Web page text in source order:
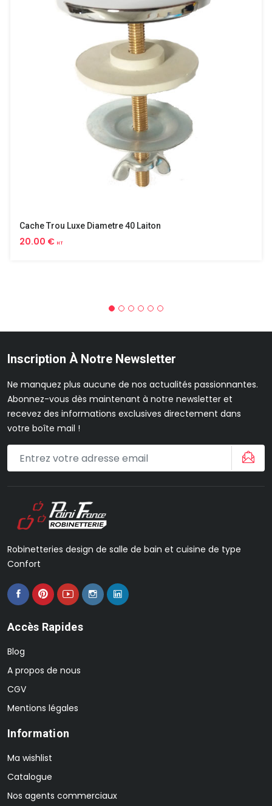
Cache Trou Luxe Diametre 40 Laiton
20.00 € HT
Inscription À Notre Newsletter
Ne manquez plus aucune de nos actualités passionnantes.
Abonnez-vous dès maintenant à notre newsletter et
recevez des informations exclusives directement dans
votre boîte mail !
Robinetteries design de salle de bain et cuisine de type
Confort
Accès Rapides
Blog
A propos de nous
CGV
Mentions légales
Information
Ma wishlist
Catalogue
Nos agents commerciaux